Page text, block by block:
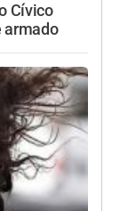
Cívico
armado